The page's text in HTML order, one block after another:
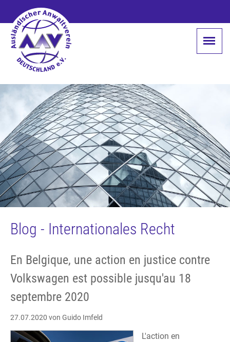
Blog - Internationales Recht
En Belgique, une action en justice contre
Volkswagen est possible jusqu'au 18
septembre 2020
27.07.2020 von Guido Imfeld
L'action en